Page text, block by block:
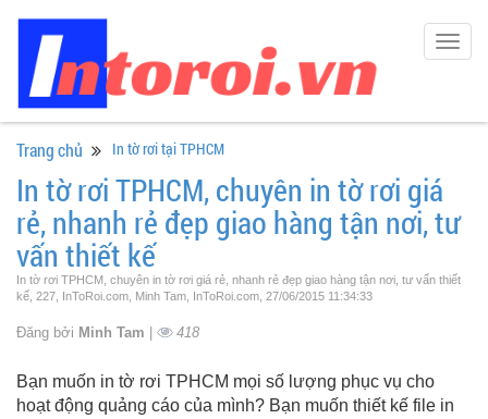
Trang chủ In tờ rơi tại TPHCM
In tờ rơi TPHCM, chuyên in tờ rơi giá
rẻ, nhanh rẻ đẹp giao hàng tận nơi, tư
vấn thiết kế
In tờ rơi TPHCM, chuyên in tờ rơi giá rẻ, nhanh rẻ đẹp giao hàng tận nơi, tư vấn thiết
kế, 227, InToRoi.com, Minh Tam, InToRoi.com, 27/06/2015 11:34:33
Đăng bởi Minh Tam 418
Bạn muốn in tờ rơi TPHCM mọi số lượng phục vụ cho
hoạt động quảng cáo của mình? Bạn muốn thiết kế file in